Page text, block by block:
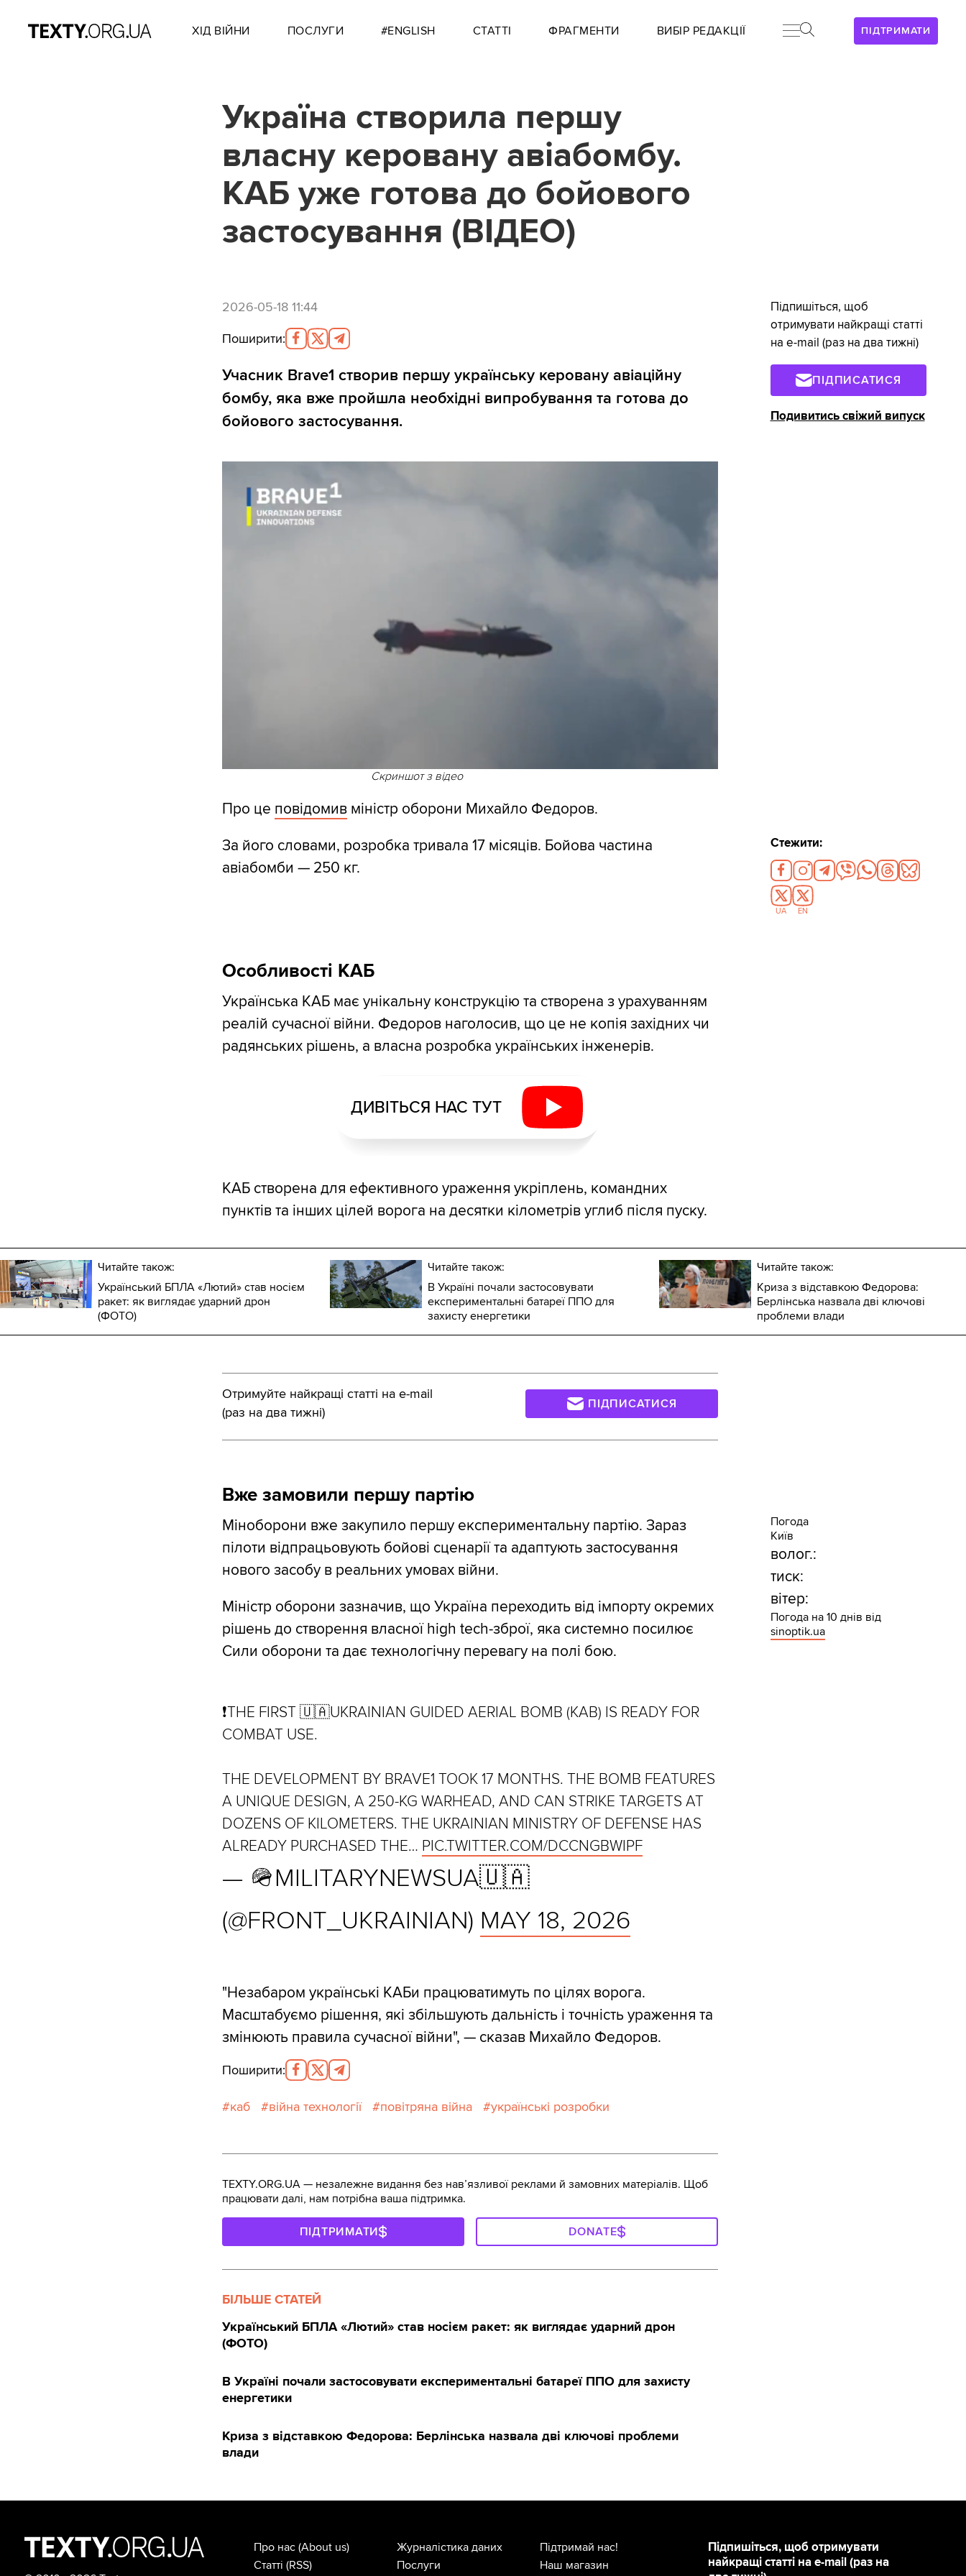
ПІДТРИМАТИ
ХІД ВІЙНИ ПОСЛУГИ #ENGLISH СТАТТІ ФРАГМЕНТИ ВИБІР РЕДАКЦІЇ
Україна створила першу
власну керовану авіабомбу.
КАБ уже готова до бойового
застосування (ВІДЕО)
2026-05-18 11:44
Поширити:
Учасник Brave1 створив першу українську керовану авіаційну
бомбу, яка вже пройшла необхідні випробування та готова до
бойового застосування.
Скриншот з відео
Про це повідомивміністр оборони Михайло Федоров.
За його словами, розробка тривала 17 місяців. Бойова частина
авіабомби — 250 кг.
Особливості КАБ
Українська КАБ має унікальну конструкцію та створена з урахуванням
реалій сучасної війни. Федоров наголосив, що це не копія західних чи
радянських рішень, а власна розробка українських інженерів.
ДИВІТЬСЯ НАС ТУТ
КАБ створена для ефективного ураження укріплень, командних
пунктів та інших цілей ворога на десятки кілометрів углиб після пуску.
Читайте також:
Український БПЛА «Лютий» став носієм
ракет: як виглядає ударний дрон
(ФОТО)
Читайте також:
В Україні почали застосовувати
експериментальні батареї ППО для
захисту енергетики
Читайте також:
Криза з відставкою Федорова:
Берлінська назвала дві ключові
проблеми влади
Отримуйте найкращі статті на e-mail
(раз на два тижні)
ПІДПИСАТИСЯ
Вже замовили першу партію
Міноборони вже закупило першу експериментальну партію. Зараз
пілоти відпрацьовують бойові сценарії та адаптують застосування
нового засобу в реальних умовах війни.
Міністр оборони зазначив, що Україна переходить від імпорту окремих
рішень до створення власної high tech-зброї, яка системно посилює
Сили оборони та дає технологічну перевагу на полі бою.
❗️THE FIRST 🇺🇦UKRAINIAN GUIDED AERIAL BOMB (KAB) IS READY FOR
COMBAT USE.
THE DEVELOPMENT BY BRAVE1 TOOK 17 MONTHS. THE BOMB FEATURES
A UNIQUE DESIGN, A 250-KG WARHEAD, AND CAN STRIKE TARGETS AT
DOZENS OF KILOMETERS. THE UKRAINIAN MINISTRY OF DEFENSE HAS
ALREADY PURCHASED THE… PIC.TWITTER.COM/DCCNGBWIPF
— 🪖MILITARYNEWSUA🇺🇦
(@FRONT_UKRAINIAN) MAY 18, 2026
"Незабаром українські КАБи працюватимуть по цілях ворога.
Масштабуємо рішення, які збільшують дальність і точність ураження та
змінюють правила сучасної війни", — сказав Михайло Федоров.
Поширити:
каб війна технології повітряна війна українські розробки
Підпишіться, щоб
отримувати найкращі статті
на e-mail (раз на два тижні)
ПІДПИСАТИСЯ
Подивитись свіжий випуск
Стежити:
UA EN
Погода
Київ
волог.:
тиск:
вітер:
Погода на 10 днів від
sinoptik.ua
TEXTY.ORG.UA — незалежне видання без навʼязливої реклами й замовних матеріалів. Щоб
працювати далі, нам потрібна ваша підтримка.
ПІДТРИМАТИ DONATE
БІЛЬШЕ СТАТЕЙ
Український БПЛА «Лютий» став носієм ракет: як виглядає ударний дрон
(ФОТО)
В Україні почали застосовувати експериментальні батареї ППО для захисту
енергетики
Криза з відставкою Федорова: Берлінська назвала дві ключові проблеми
влади
Підпишіться, щоб отримувати
найкращі статті на e-mail (раз на
Про нас (About us)
Статті (RSS)
Журналістика даних
Послуги
Підтримай нас!
Наш магазин